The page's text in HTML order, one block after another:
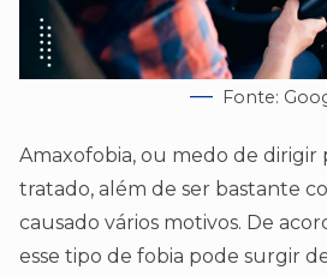
Fonte:
Amaxofobia, ou medo de dirigir
tratado, além de ser bastante
causado vários motivos. De
esse tipo de fobia pode surgir